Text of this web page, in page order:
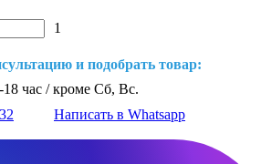
1
и подобрать товар:
18 час / кроме Сб, Вс.
Написать в Whatsapp